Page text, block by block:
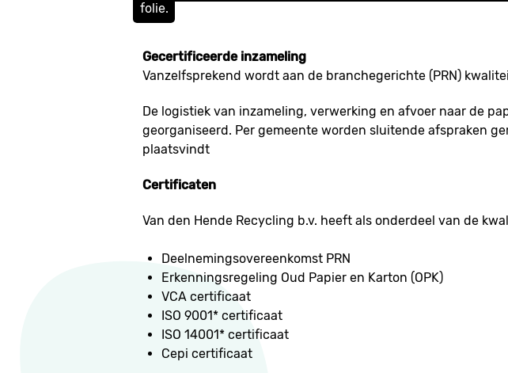
folie.
Gecertificeerde inzameling
Vanzelfsprekend wordt aan de branchegerichte (PRN)
De logistiek van inzameling, verwerking en afvoer naar de
georganiseerd. Per gemeente worden sluitende afspraken
plaatsvindt
Certificaten
Van den Hende Recycling b.v. heeft als onderdeel van de
Deelnemingsovereenkomst PRN
Erkenningsregeling Oud Papier en Karton (OPK)
VCA certificaat
ISO 9001* certificaat
ISO 14001* certificaat
Cepi certificaat